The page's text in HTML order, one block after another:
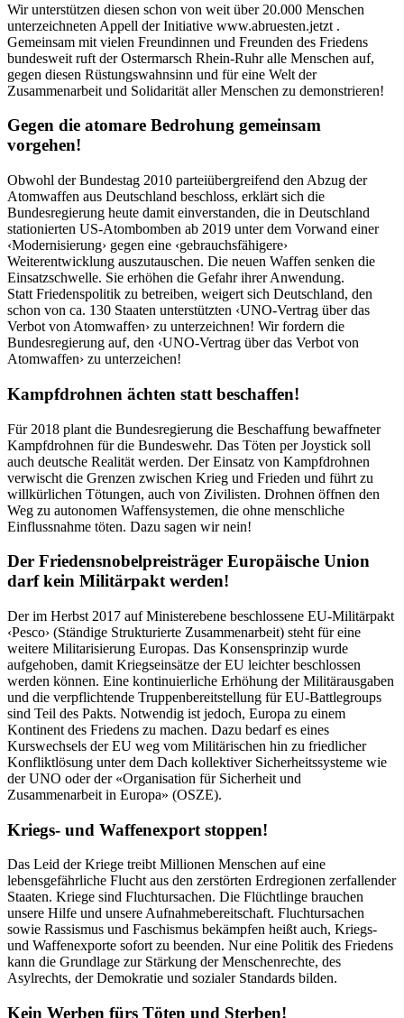
Wir unterstützen diesen schon von weit über 20.000 Menschen
unterzeichneten Appell der Initiative www.abruesten.jetzt .
Gemeinsam mit vielen Freundinnen und Freunden des Friedens
bundesweit ruft der Ostermarsch Rhein-Ruhr alle Menschen auf,
gegen diesen Rüstungswahnsinn und für eine Welt der
Zusammenarbeit und Solidarität aller Menschen zu demonstrieren!
Gegen die atomare Bedrohung gemeinsam
vorgehen!
Obwohl der Bundestag 2010 parteiübergreifend den Abzug der
Atomwaffen aus Deutschland beschloss, erklärt sich die
Bundesregierung heute damit einverstanden, die in Deutschland
stationierten US-Atombomben ab 2019 unter dem Vorwand einer
‹Modernisierung› gegen eine ‹gebrauchsfähigere›
Weiterentwicklung auszutauschen. Die neuen Waffen senken die
Einsatzschwelle. Sie erhöhen die Gefahr ihrer Anwendung.
Statt Friedenspolitik zu betreiben, weigert sich Deutschland, den
schon von ca. 130 Staaten unterstützten ‹UNO-Vertrag über das
Verbot von Atomwaffen› zu unterzeichnen! Wir fordern die
Bundesregierung auf, den ‹UNO-Vertrag über das Verbot von
Atomwaffen› zu unterzeichen!
Kampfdrohnen ächten statt beschaffen!
Für 2018 plant die Bundesregierung die Beschaffung bewaffneter
Kampfdrohnen für die Bundeswehr. Das Töten per Joystick soll
auch deutsche Realität werden. Der Einsatz von Kampfdrohnen
verwischt die Grenzen zwischen Krieg und Frieden und führt zu
willkürlichen Tötungen, auch von Zivilisten. Drohnen öffnen den
Weg zu autonomen Waffensystemen, die ohne menschliche
Einflussnahme töten. Dazu sagen wir nein!
Der Friedensnobelpreisträger Europäische Union
darf kein Militärpakt werden!
Der im Herbst 2017 auf Ministerebene beschlossene EU-Militärpakt
‹Pesco› (Ständige Strukturierte Zusammenarbeit) steht für eine
weitere Militarisierung Europas. Das Konsensprinzip wurde
aufgehoben, damit Kriegseinsätze der EU leichter beschlossen
werden können. Eine kontinuierliche Erhöhung der Militärausgaben
und die verpflichtende Truppenbereitstellung für EU-Battlegroups
sind Teil des Pakts. Notwendig ist jedoch, Europa zu einem
Kontinent des Friedens zu machen. Dazu bedarf es eines
Kurswechsels der EU weg vom Militärischen hin zu friedlicher
Konfliktlösung unter dem Dach kollektiver Sicherheitssysteme wie
der UNO oder der «Organisation für Sicherheit und
Zusammenarbeit in Europa» (OSZE).
Kriegs- und Waffenexport stoppen!
Das Leid der Kriege treibt Millionen Menschen auf eine
lebensgefährliche Flucht aus den zerstörten Erdregionen zerfallender
Staaten. Kriege sind Fluchtursachen. Die Flüchtlinge brauchen
unsere Hilfe und unsere Aufnahmebereitschaft. Fluchtursachen
sowie Rassismus und Faschismus bekämpfen heißt auch, Kriegs-
und Waffenexporte sofort zu beenden. Nur eine Politik des Friedens
kann die Grundlage zur Stärkung der Menschenrechte, des
Asylrechts, der Demokratie und sozialer Standards bilden.
Kein Werben fürs Töten und Sterben!